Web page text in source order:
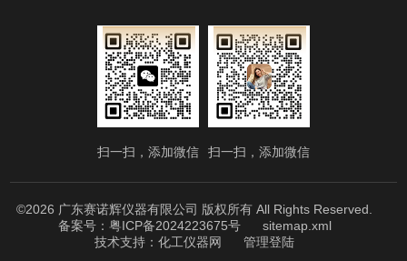
扫一扫，添加微信 扫一扫，添加微信
©2026 广东赛诺辉仪器有限公司 版权所有 All Rights Reserved.
备案号：粤ICP备2024223675号
sitemap.xml
技术支持： 化工仪器网 管理登陆